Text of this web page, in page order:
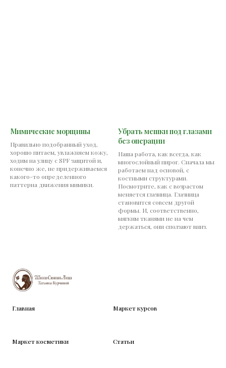
Мимические морщины
Правильно подобранный уход,
хорошо питаем, увлажняем кожу,
ходим на улицу с SPF защитой и,
конечно же, не придерживаемся
какого-то определенного
паттерна движения мимики.
Убрать мешки под глазами
без операции
Наша работа, как всегда, как
многослойный пирог. Сначала мы
работаем над основой, с
костными структурами.
Посмотрите, как с возрастом
меняется глазница. Глазница
становится совсем другой
формы. И, соответственно,
мягким тканями не на чем
держаться, они сползают вниз.
Главная Маркет курсов
Маркет косметики Статьи